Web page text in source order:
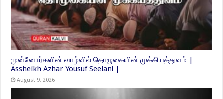
முன்னோர்களின் வாழ்வில் தொழுகையின் முக்கியத்துவம் |
Assheikh Azhar Yousuf Seelani |
August 9, 2026